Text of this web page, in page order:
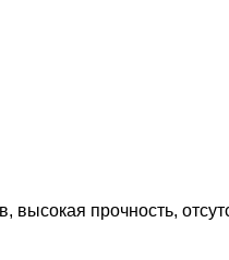
высокая прочность,